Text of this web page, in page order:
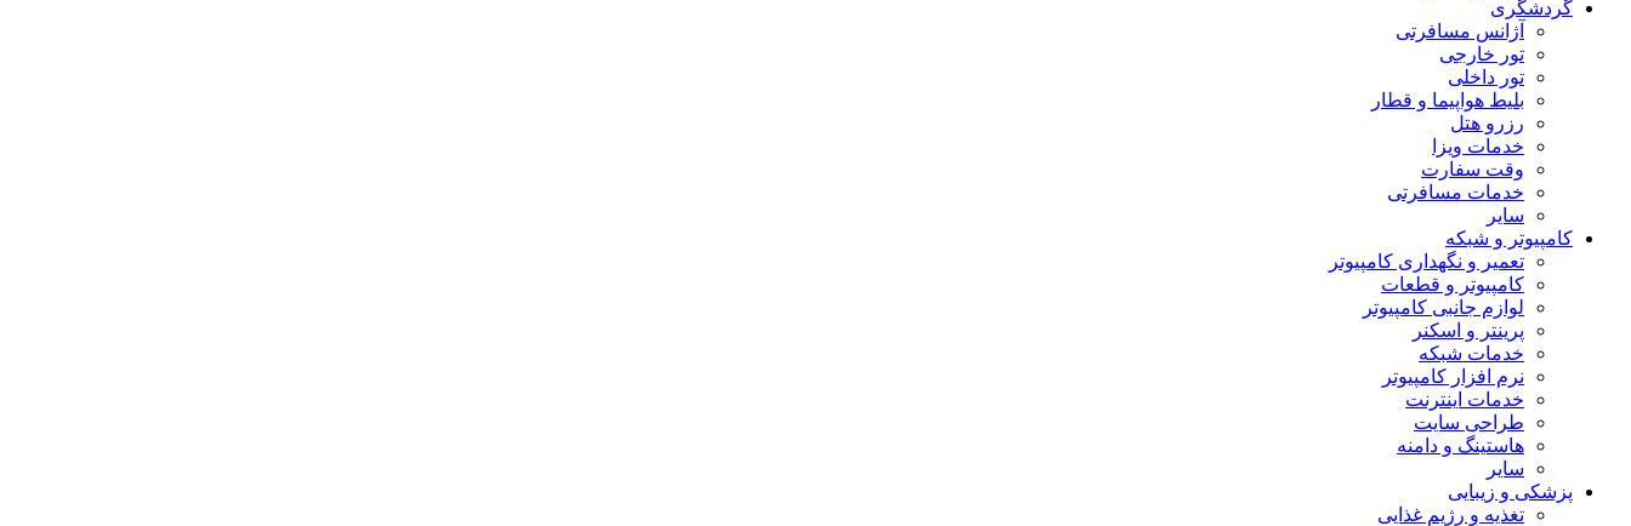
گردشگری
آژانس مسافرتی
تور خارجی
تور داخلی
بلیط هواپیما و قطار
رزرو هتل
خدمات ویزا
وقت سفارت
خدمات مسافرتی
سایر
کامپیوتر و شبکه
تعمیر و نگهداری کامپیوتر
کامپیوتر و قطعات
لوازم جانبی کامپیوتر
پرینتر و اسکنر
خدمات شبکه
نرم افزار کامپیوتر
خدمات اینترنت
طراحی سایت
هاستینگ و دامنه
سایر
پزشکی و زیبایی
تغذیه و رژیم غذایی